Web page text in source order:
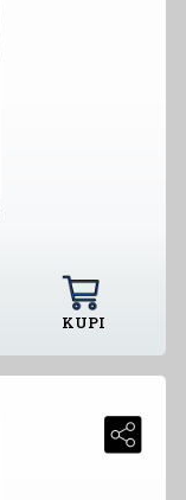
KUPI